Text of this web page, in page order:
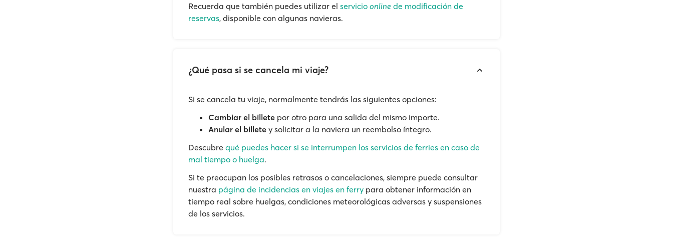
Recuerda que también puedes utilizar el servicio online de modificación de
reservas, disponible con algunas navieras.
¿Qué pasa si se cancela mi viaje?
Si se cancela tu viaje, normalmente tendrás las siguientes opciones:
Cambiar el billete por otro para una salida del mismo importe.
Anular el billete y solicitar a la naviera un reembolso íntegro.
Descubre qué puedes hacer si se interrumpen los servicios de ferries en caso de
mal tiempo o huelga.
Si te preocupan los posibles retrasos o cancelaciones, siempre puede consultar
nuestra página de incidencias en viajes en ferry para obtener información en
tiempo real sobre huelgas, condiciones meteorológicas adversas y suspensiones
de los servicios.